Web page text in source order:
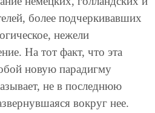
более подчеркивавших
нежели
На тот факт, что эта
новую парадигму
не в последнюю
вокруг нее.